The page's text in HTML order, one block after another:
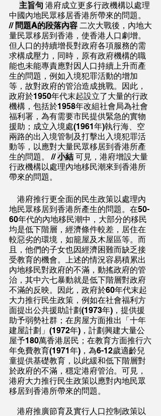
主旨句 港府成立更多行政機構以處理
中國內地民眾移居香港所帶來的問題。
// 問題A的段落內容 二次大戰後，內地大
量民眾移居到香港，使香港人口劇增。
但人口的持續增長對政府各項服務的需
求構成壓力，同時，原有政府機構的職
能也未能專責應對因人口持續上升而產
生的問題，例如入境犯罪活動的增加
等，故對政府的管治造成挑戰。因此，
政府於1950年代末起設立了大量的行政
機構，包括於1958年改組社會局為社會
福利署，為有需要市民提供緊急的實物
援助；成立入境處(1961年)執行海、空
兩路的出入境管制及打擊出入境犯罪活
動等，以應對大量民眾移居到香港所產
生的問題。 // 小結 可見，港府增設大量
行政機構以處理內地移民潮來到香港所
帶來的問題。
地民眾移居到香港所產生的問題。在50-
60年代的內地移民潮中，大部分的移民
均是低下階層，經濟條件較差，居住在
較惡劣的環境，如籠屋及木屋區等。而
且，他們的子女也因經濟困難而缺乏接
受教育的機會。上述的情況容易積累出
內地移民對政府的不滿，動搖政府的管
治，其中六七暴動就是低下階層對政府
不滿的反映。因此，政府於60年代末起
大力推行民生政策，例如在社會福利方
面提出公共援助計劃(1973年)，提供援
助予弱勢社群；在房屋方面推出「十年
建屋計劃」(1972年)，計劃興建大量公
屋予180萬香港居民；在教育方面推行六
年免費教育(1971年)，為6-12歲適齡兒
童提供基礎教育，以此緩和低下階層對
於政府的不滿，穩定港府管治。可見，
港府大力推行民生政策以應對內地民眾
移居到香港所帶來的問題。